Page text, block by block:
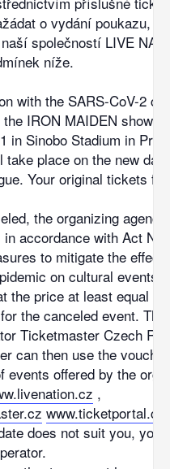
o vydání poukazu,
společností LIVE
níže.
with the SARS-CoV-2
IRON MAIDEN show
in Sinobo Stadium in
place on the new
Your original tickets
the organizing
accordance with Act
to mitigate the
on cultural events,
the price at least equal
the canceled event.
Ticketmaster Czech
can then use the
events offered by the
,
www.ticketportal.cz
does not suit you, you